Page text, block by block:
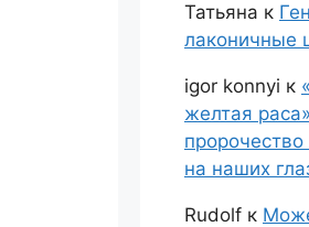
Татьяна к
лаконичные
igor konnyi к
желтая
на наших
Rudolf к